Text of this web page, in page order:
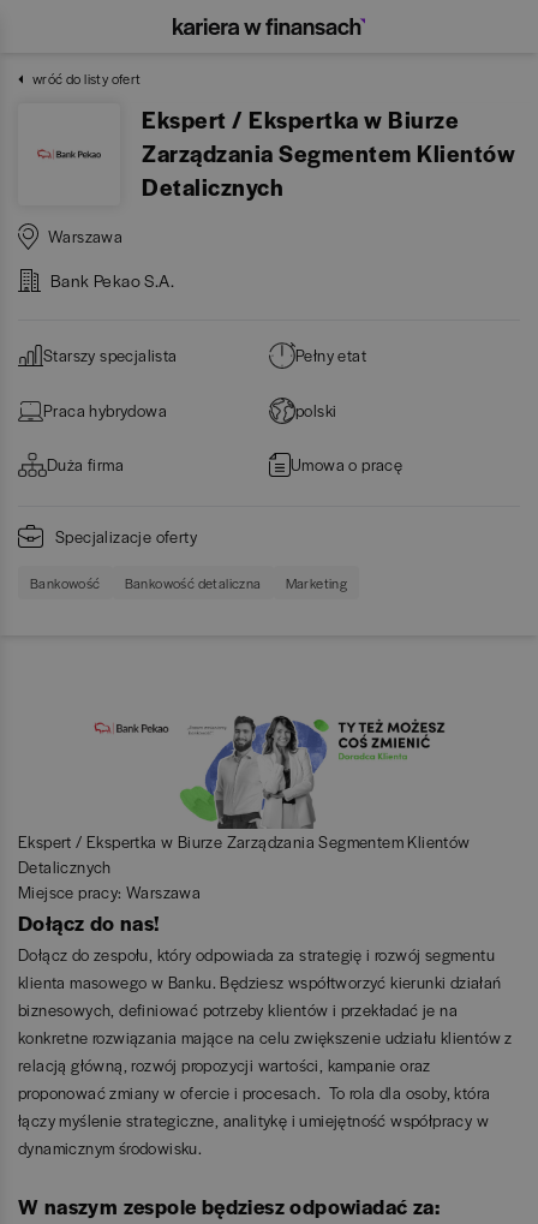
wróć do listy ofert
Ekspert / Ekspertka w Biurze
Zarządzania Segmentem Klientów
Detalicznych
Warszawa
Bank Pekao S.A.
Starszy specjalista Pełny etat
Praca hybrydowa polski
Duża firma Umowa o pracę
Specjalizacje oferty
Bankowość Bankowość detaliczna Marketing
Ekspert / Ekspertka w Biurze Zarządzania Segmentem Klientów
Detalicznych
Miejsce pracy: Warszawa
Dołącz do nas!
Dołącz do zespołu, który odpowiada za strategię i rozwój segmentu
klienta masowego w Banku. Będziesz współtworzyć kierunki działań
biznesowych, definiować potrzeby klientów i przekładać je na
konkretne rozwiązania mające na celu zwiększenie udziału klientów z
relacją główną, rozwój propozycji wartości, kampanie oraz
proponować zmiany w ofercie i procesach. To rola dla osoby, która
łączy myślenie strategiczne, analitykę i umiejętność współpracy w
dynamicznym środowisku.
W naszym zespole będziesz odpowiadać za: